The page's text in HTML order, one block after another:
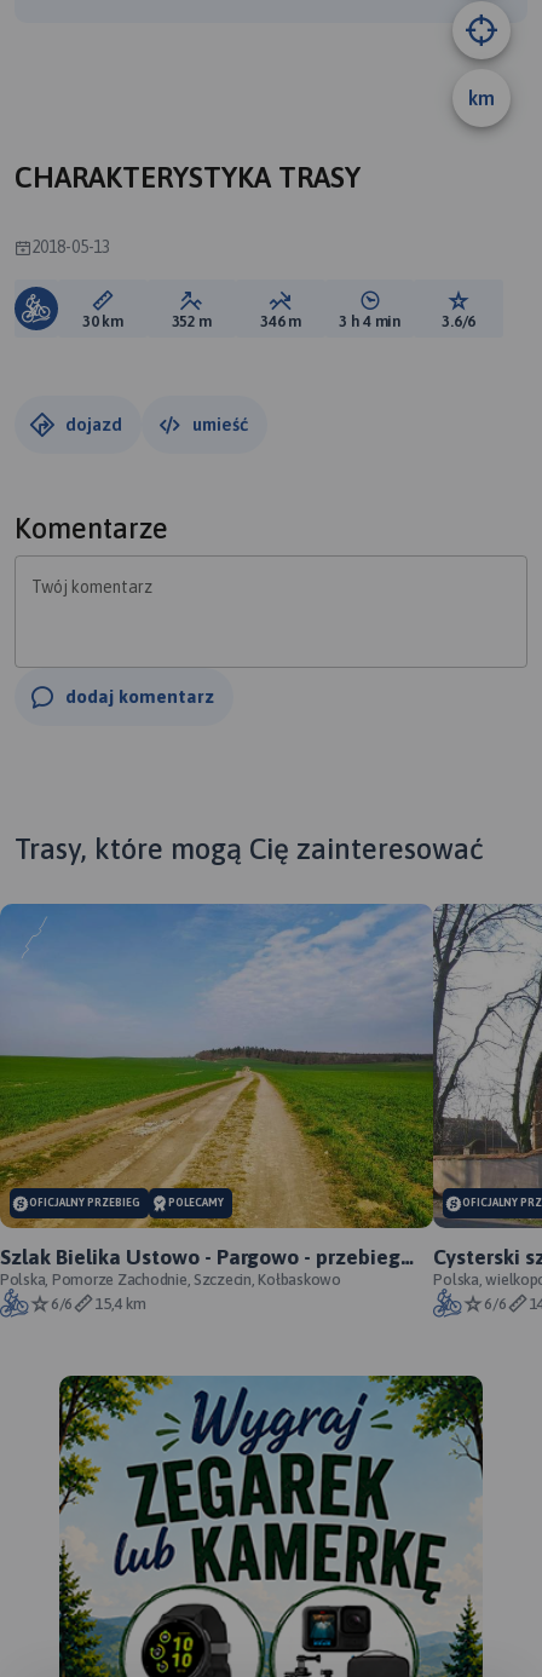
km
CHARAKTERYSTYKA TRASY
2018-05-13
Długość trasy:
30 km Suma przewyższeń:
352 m Suma spadków:
346 m Średni czas potrzebny
3 h 4 min Ocena
3.6/6
dojazd umieść
Komentarze
Twój komentarz
dodaj komentarz
Trasy, które mogą Cię zainteresować
OFICJALNY PRZEBIEG POLECAMY
Szlak Bielika Ustowo - Pargowo - przebieg
oficjalny
Polska, Pomorze Zachodnie, Szczecin, Kołbaskowo
6/6
15,4 km
OFICJALNY
Cysterski
Polska,
6/6